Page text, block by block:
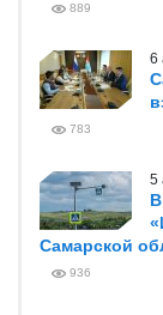
889
6
783
5
Самарской
936